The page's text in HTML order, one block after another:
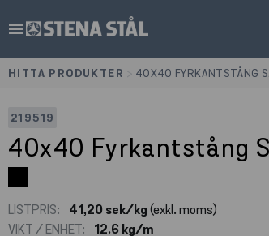
menu
HITTA PRODUKTER 40X40 FYRKANTSTÅNG
219519
40x40 Fyrkantstång
LISTPRIS: 41,20 sek/kg(exkl. moms)
VIKT / ENHET:
12.6 kg/m